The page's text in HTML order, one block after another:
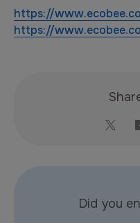
https://
https://
Did you